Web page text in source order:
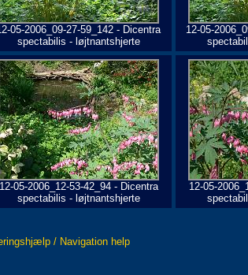
05-2006_09-27-59_142 - Dicentra
spectabilis - løjtnantshjerte
12-05-
12-05-2006_12-53-42_94 - Dicentra
spectabilis - løjtnantshjerte
12-05-
/ Navigation help